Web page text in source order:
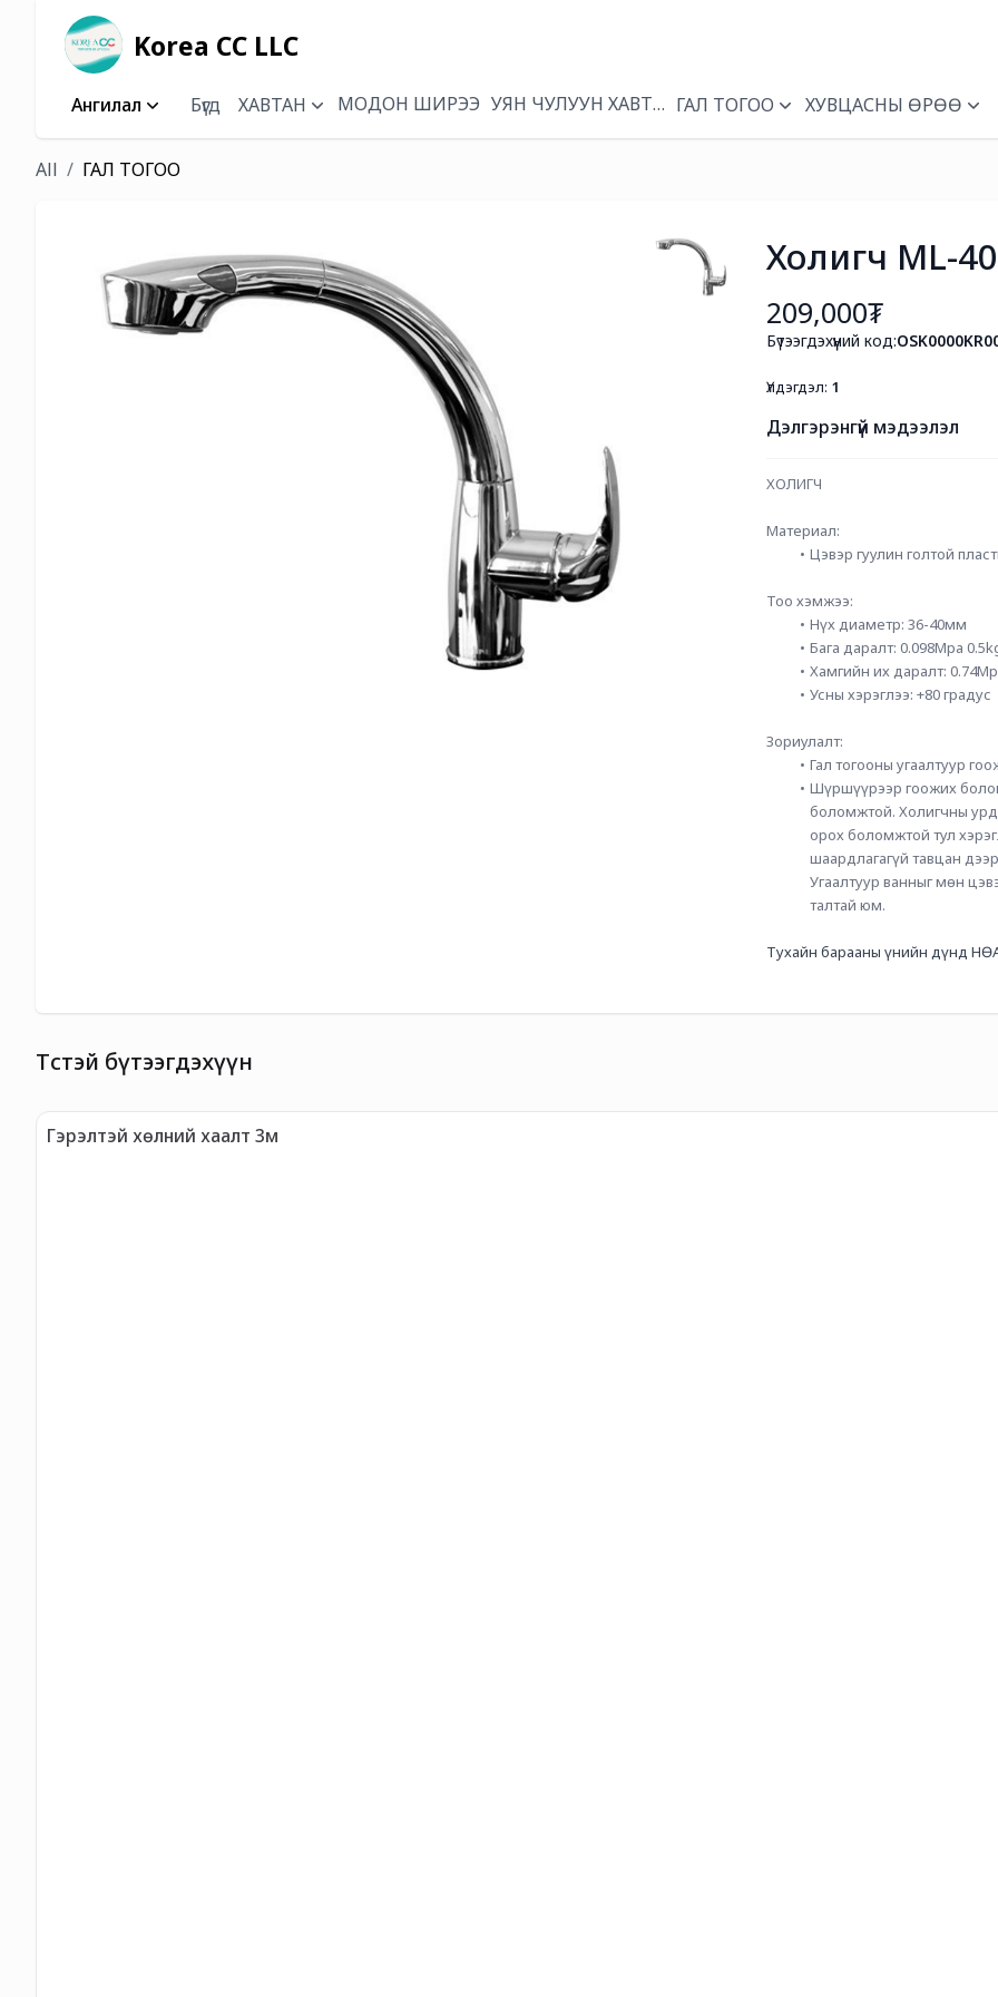
Korea CC LLC
Ангилал Бүгд ХАВТАН МОДОН ШИРЭЭ УЯН ЧУЛУУН ХАВТАН ГАЛ ТОГОО ХУВЦАСНЫ ӨРӨӨ
All ГАЛ ТОГОО
Холигч ML-
209,000₮
Бүтээгдэхүүний код:
Үлдэгдэл: 1
Дэлгэрэнгүй мэдээлэл
ХОЛИГЧ
Материал:
Цэвэр гуулин голтой
Тоо хэмжээ:
Нүх диаметр: 36-40мм
Бага даралт: 0.098Mpa
Хамгийн их даралт:
Усны хэрэглээ: +80 градус
Зориулалт:
Гал тогооны угаалтуур
Шүршүүрээр гоожих
боломжтой. Холигчны урд
орох боломжтой тул
шаардлагагүй тавцан
Угаалтуур ванныг мөн
талтай юм.
Тухайн барааны үнийн дүнд
Төстэй бүтээгдэхүүн
Гэрэлтэй хөлний хаалт 3м